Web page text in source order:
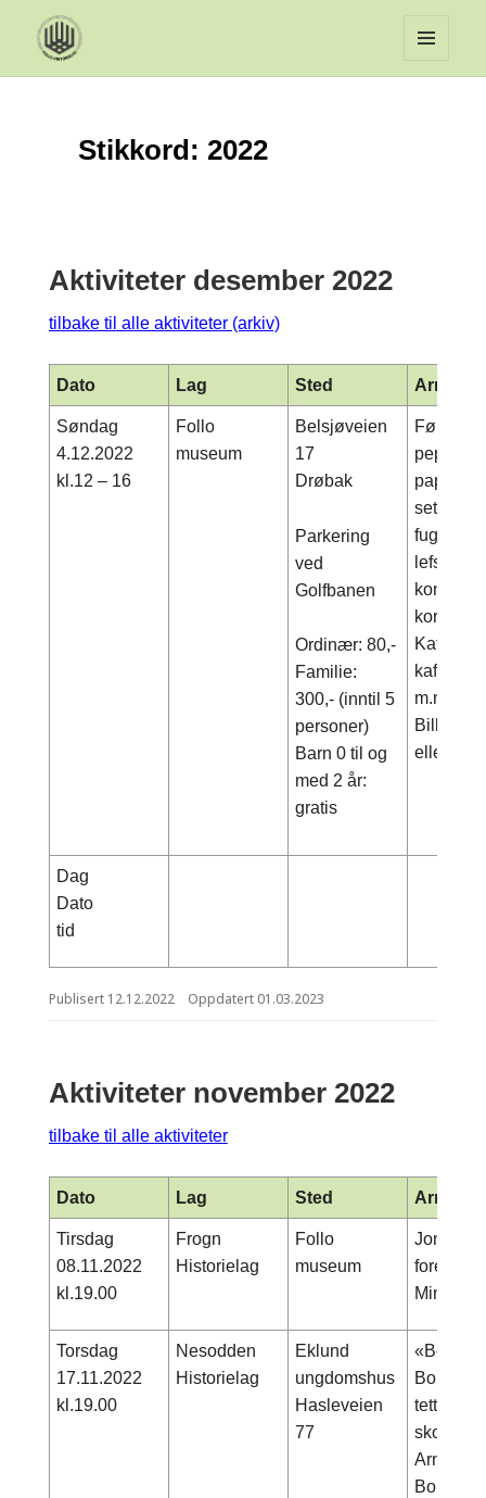
MENY
Stikkord:2022
Aktiviteter desember 2022
tilbake til alle aktiviteter (arkiv)
Dato Lag Sted
Søndag
4.12.2022
kl.12 – 16
Follo
museum
Belsjøveien
17
Drøbak
Parkering
ved
Golfbanen
Ordinær: 80,-
Familie:
300,- (inntil 5
personer)
Barn 0 til og
med 2 år:
gratis
papir,
sette
lefse og
kor.
Kafé
kaffe,
m.m. og
Billetter
eller på
Dag
Dato
tid
Publisert 12.12.2022 Oppdatert 01.03.2023
Aktiviteter november 2022
tilbake til alle aktiviteter
Dato Lag Sted
Tirsdag
08.11.2022
kl.19.00
Frogn
Historielag
Follo
museum
Jon
Torsdag
17.11.2022
kl.19.00
Nesodden
Historielag
Eklund
ungdomshus
Hasleveien
77
skole og
Arne